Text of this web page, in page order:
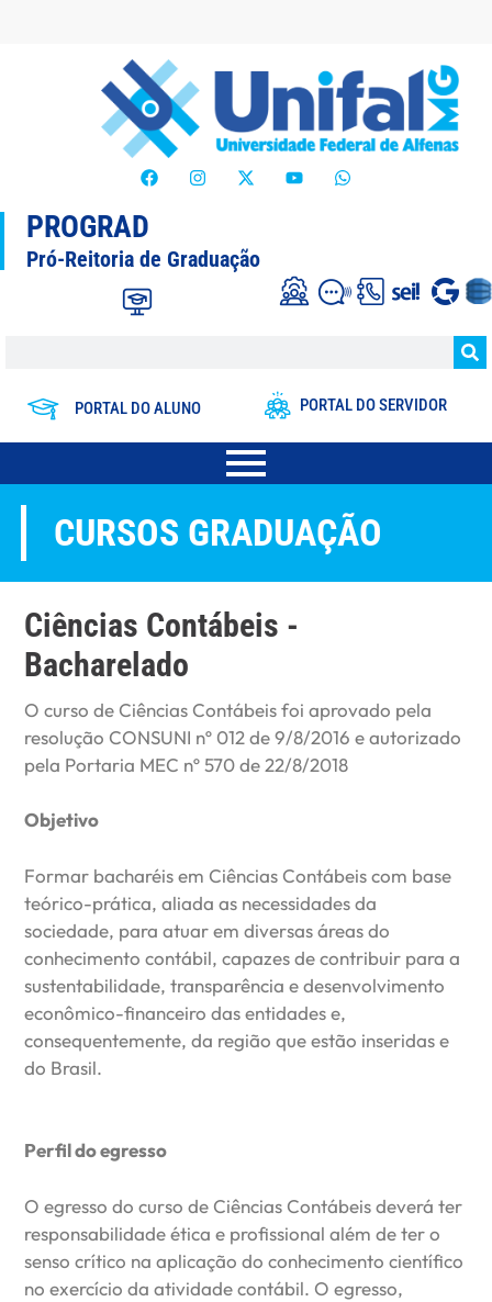
PROGRAD
Pró-Reitoria de Graduação
PORTAL DO ALUNO PORTAL DO SERVIDOR
CURSOS GRADUAÇÃO
Ciências Contábeis -
Bacharelado
O curso de Ciências Contábeis foi aprovado pela
resolução CONSUNI nº 012 de 9/8/2016 e autorizado
pela Portaria MEC nº 570 de 22/8/2018
Objetivo
Formar bacharéis em Ciências Contábeis com base
teórico-prática, aliada as necessidades da
sociedade, para atuar em diversas áreas do
conhecimento contábil, capazes de contribuir para a
sustentabilidade, transparência e desenvolvimento
econômico-financeiro das entidades e,
consequentemente, da região que estão inseridas e
do Brasil.
Perfil do egresso
O egresso do curso de Ciências Contábeis deverá ter
responsabilidade ética e profissional além de ter o
senso crítico na aplicação do conhecimento científico
no exercício da atividade contábil. O egresso,